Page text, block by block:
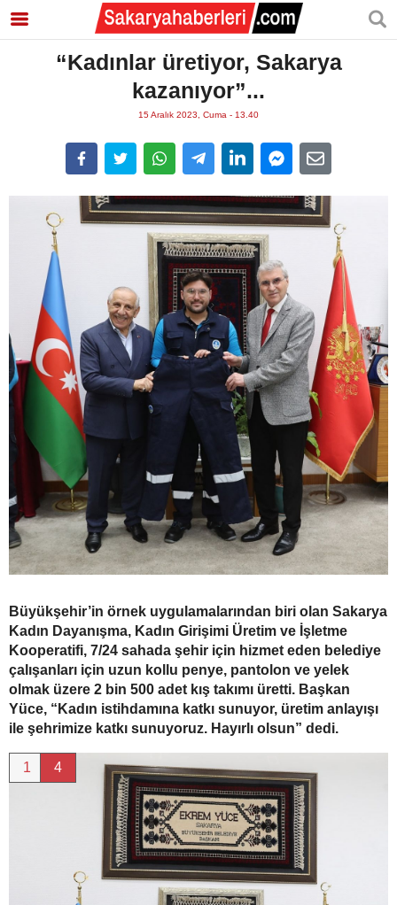
“Kadınlar üretiyor, Sakarya
kazanıyor”...
15 Aralık 2023, Cuma - 13.40
Büyükşehir’in örnek uygulamalarından biri olan Sakarya
Kadın Dayanışma, Kadın Girişimi Üretim ve İşletme
Kooperatifi, 7/24 sahada şehir için hizmet eden belediye
çalışanları için uzun kollu penye, pantolon ve yelek
olmak üzere 2 bin 500 adet kış takımı üretti. Başkan
Yüce, “Kadın istihdamına katkı sunuyor, üretim anlayışı
ile şehrimize katkı sunuyoruz. Hayırlı olsun” dedi.
1 4